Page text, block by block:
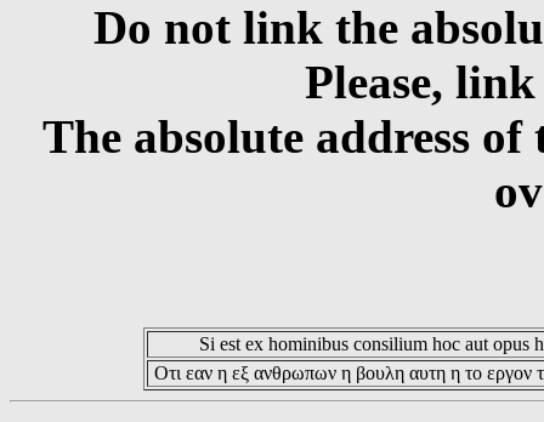
Do not link the
Please,
The absolute address
Si est ex hominibus consilium hoc aut opus
Οτι εαν η εξ ανθρωπων η βουλη αυτη η το εργον